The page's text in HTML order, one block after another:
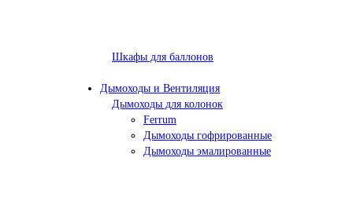
Шкафы для баллонов
Дымоходы и Вентиляция
Дымоходы для колонок
Ferrum
Дымоходы гофрированные
Дымоходы эмалированные